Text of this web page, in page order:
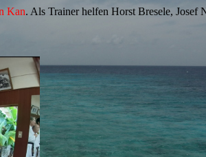
Kan. Als Trainer helfen Horst Bresele, Josef